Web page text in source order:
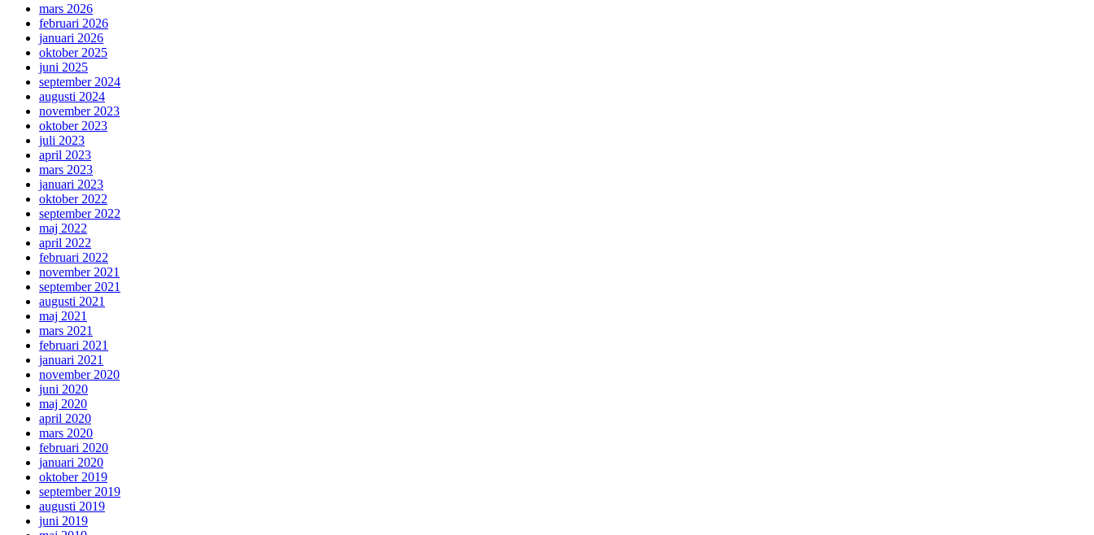
mars 2026
februari 2026
januari 2026
oktober 2025
juni 2025
september 2024
augusti 2024
november 2023
oktober 2023
juli 2023
april 2023
mars 2023
januari 2023
oktober 2022
september 2022
maj 2022
april 2022
februari 2022
november 2021
september 2021
augusti 2021
maj 2021
mars 2021
februari 2021
januari 2021
november 2020
juni 2020
maj 2020
april 2020
mars 2020
februari 2020
januari 2020
oktober 2019
september 2019
augusti 2019
juni 2019